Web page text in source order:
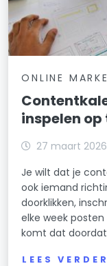
ONLINE
inspelen op
27 maart 2026
Je wilt dat je
ook iemand
doorklikken,
elke week
komt dat
LEES VERDER